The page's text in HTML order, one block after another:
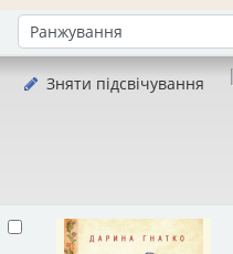
Сортувати за:
Зняти підсвічування